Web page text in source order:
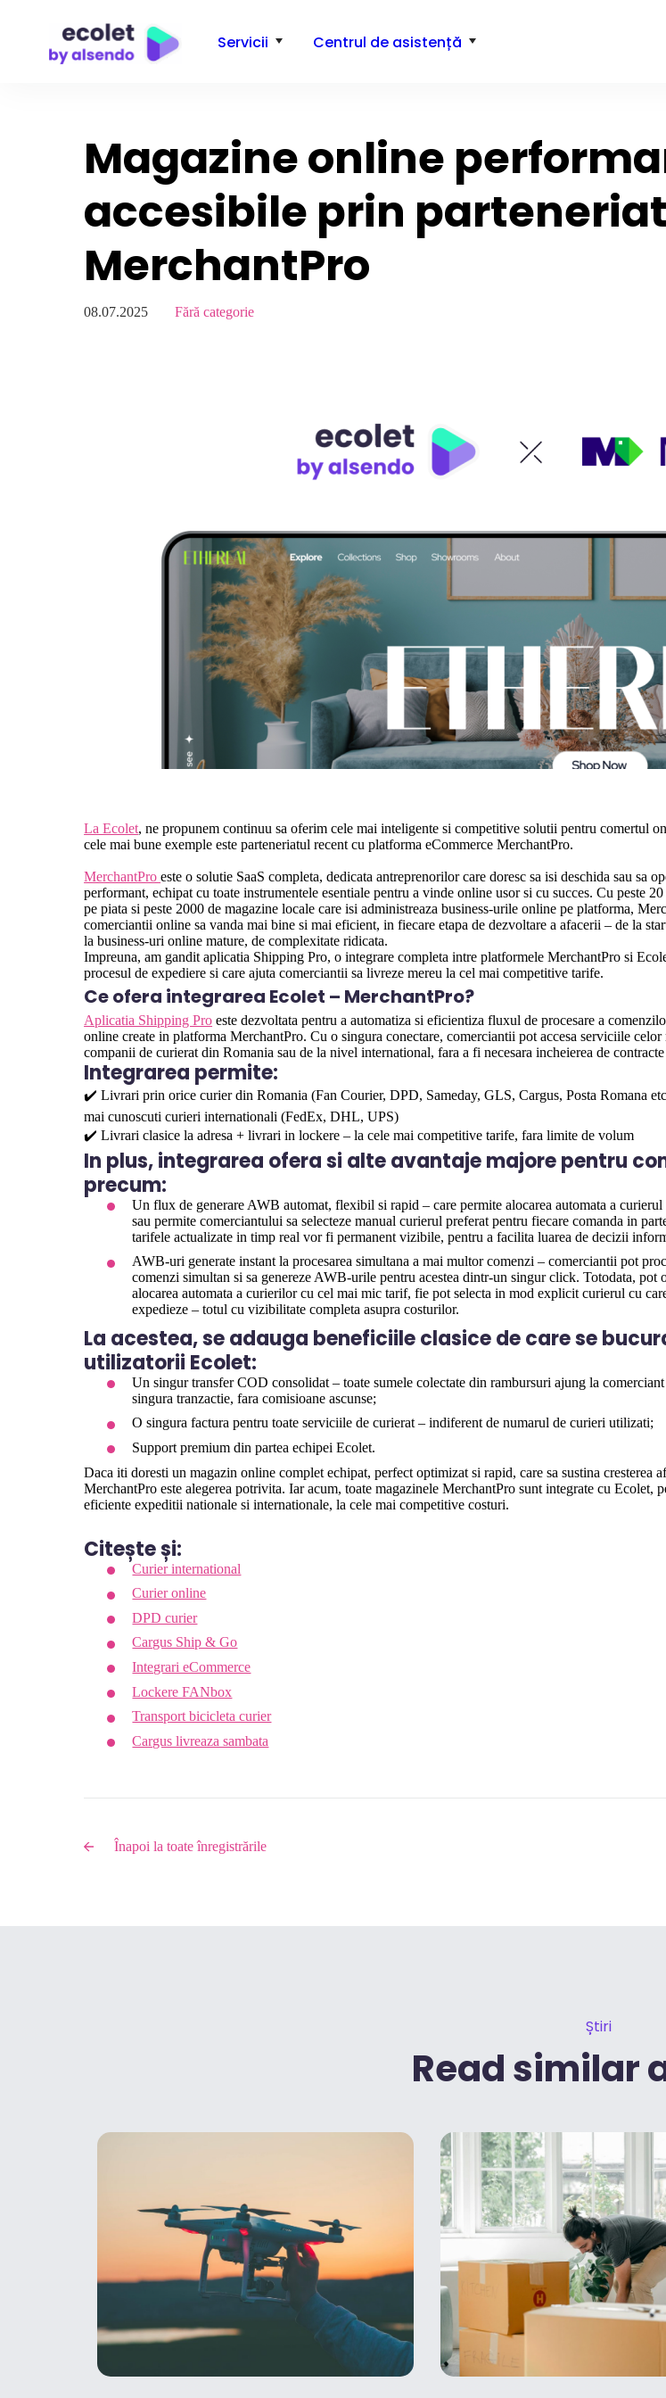
Servicii Centrul de asistență
Magazine online
accesibile prin
MerchantPro
08.07.2025 Fără categorie
La Ecolet, ne propunem continuu sa oferim cele mai inteligente si competitive solutii pentru comertul
cele mai bune exemple este parteneriatul recent cu platforma eCommerce MerchantPro.
MerchantProeste o solutie SaaS completa, dedicata antreprenorilor care doresc sa isi deschida sau sa
performant, echipat cu toate instrumentele esentiale pentru a vinde online usor si cu succes. Cu peste
pe piata si peste 2000 de magazine locale care isi administreaza business-urile online pe platforma,
comerciantii online sa vanda mai bine si mai eficient, in fiecare etapa de dezvoltare a afacerii – de la
la business-uri online mature, de complexitate ridicata.
Impreuna, am gandit aplicatia Shipping Pro, o integrare completa intre platformele MerchantPro si
procesul de expediere si care ajuta comerciantii sa livreze mereu la cel mai competitive tarife.
Ce ofera integrarea Ecolet – MerchantPro?
Aplicatia Shipping Pro este dezvoltata pentru a automatiza si eficientiza fluxul de procesare a
online create in platforma MerchantPro. Cu o singura conectare, comerciantii pot accesa serviciile
companii de curierat din Romania sau de la nivel international, fara a fi necesara incheierea de contracte
Integrarea permite:
✔️ Livrari prin orice curier din Romania (Fan Courier, DPD, Sameday, GLS, Cargus, Posta Romana
mai cunoscuti curieri internationali (FedEx, DHL, UPS)
✔️ Livrari clasice la adresa + livrari in lockere – la cele mai competitive tarife, fara limite de volum
In plus, integrarea ofera si alte avantaje majore pentru
precum:
Un flux de generare AWB automat, flexibil si rapid – care permite alocarea automata a
sau permite comerciantului sa selecteze manual curierul preferat pentru fiecare comanda in
tarifele actualizate in timp real vor fi permanent vizibile, pentru a facilita luarea de decizii
AWB-uri generate instant la procesarea simultana a mai multor comenzi – comerciantii pot
comenzi simultan si sa genereze AWB-urile pentru acestea dintr-un singur click. Totodata, pot
alocarea automata a curierilor cu cel mai mic tarif, fie pot selecta in mod explicit curierul cu
expedieze – totul cu vizibilitate completa asupra costurilor.
La acestea, se adauga beneficiile clasice de care se
utilizatorii Ecolet:
Un singur transfer COD consolidat – toate sumele colectate din rambursuri ajung la
singura tranzactie, fara comisioane ascunse;
O singura factura pentru toate serviciile de curierat – indiferent de numarul de curieri utilizati;
Support premium din partea echipei Ecolet.
Daca iti doresti un magazin online complet echipat, perfect optimizat si rapid, care sa sustina cresterea
MerchantPro este alegerea potrivita. Iar acum, toate magazinele MerchantPro sunt integrate cu Ecolet,
eficiente expeditii nationale si internationale, la cele mai competitive costuri.
Citește și:
Curier international
Curier online
DPD curier
Cargus Ship & Go
Integrari eCommerce
Lockere FANbox
Transport bicicleta curier
Cargus livreaza sambata
Înapoi la toate înregistrările
Știri
Read similar